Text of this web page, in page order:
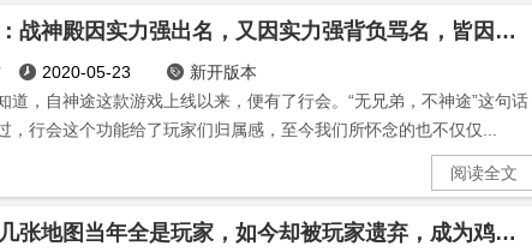
龙之神途：战神殿因实力强出名，又因实力强背负骂名，皆因他！
 2020-05-23  新开版本
道，自神途这款游戏上线以来，便有了行会。“无兄弟，不神途”这句话
，行会这个功能给了玩家们归属感，至今我们所怀念的也不仅仅...
阅读全文
神途：这几张地图当年全是玩家，如今却被玩家遗弃，成为鸡肋地图！